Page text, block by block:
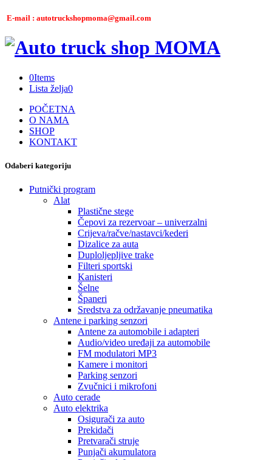
E-mail : autotruckshopmoma@gmail.com
0Items
Lista želja0
POČETNA
O NAMA
SHOP
KONTAKT
Odaberi kategoriju
Putnički program
Alat
Plastične stege
Čepovi za rezervoar – univerzalni
Crijeva/račve/nastavci/kederi
Dizalice za auta
Duploljepljive trake
Filteri sportski
Kanisteri
Šelne
Španeri
Sredstva za održavanje pneumatika
Antene i parking senzori
Antene za automobile i adapteri
Audio/video uređaji za automobile
FM modulatori MP3
Kamere i monitori
Parking senzori
Zvučnici i mikrofoni
Auto cerade
Auto elektrika
Osigurači za auto
Prekidači
Pretvarači struje
Punjači akumulatora